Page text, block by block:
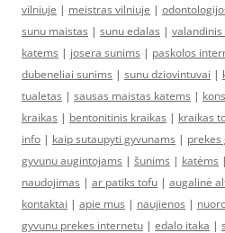
vilniuje | meistras vilniuje |
sunu maistas | sunu edalas |
katems | josera sunims | paskolos
dubeneliai sunims | sunu dziovintuvai |
tualetas | sausas maistas katems |
kraikas | bentonitinis kraikas | kraikas
info | kaip sutaupyti gyvunams | prekes
gyvunu augintojams | šunims | katėms |
naudojimas | ar patiks tofu | augalinė
kontaktai | apie mus | naujienos |
gyvunu prekes internetu | edalo itaka |